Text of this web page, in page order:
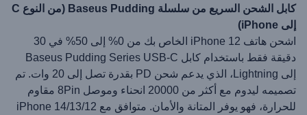
كابل الشحن السريع من سلسلة Baseus Pudding (من النوع C
إلى iPhone)
اشحن هاتف iPhone 12 الخاص بك من 0% إلى 50% في 30
دقيقة فقط باستخدام كابل Baseus Pudding Series USB-C
إلى Lightning، الذي يدعم شحن PD بقدرة تصل إلى 20 وات. تم
تصميمه ليدوم مع أكثر من 20000 انحناء وموصل 8Pin مقاوم
للحرارة، فهو يوفر المتانة والأمان. متوافق مع iPhone 14/13/12